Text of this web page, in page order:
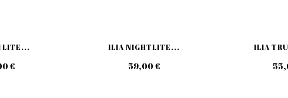
€
ILIA NIGHTLITE...
59,00 €
ILIA